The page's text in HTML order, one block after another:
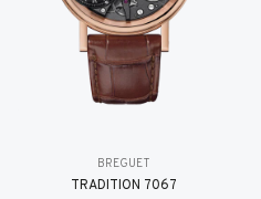
BREGUET
TRADITION 7067